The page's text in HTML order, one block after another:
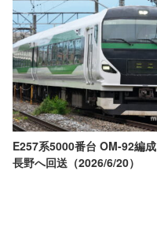
E257系5000番台 OM-92編成
長野へ回送（2026/6/20）